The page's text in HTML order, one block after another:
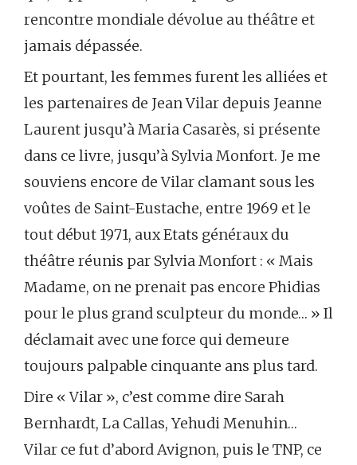
rencontre mondiale dévolue au théâtre et
jamais dépassée.
Et pourtant, les femmes furent les alliées et
les partenaires de Jean Vilar depuis Jeanne
Laurent jusqu’à Maria Casarès, si présente
dans ce livre, jusqu’à Sylvia Monfort. Je me
souviens encore de Vilar clamant sous les
voûtes de Saint-Eustache, entre 1969 et le
tout début 1971, aux Etats généraux du
théâtre réunis par Sylvia Monfort : « Mais
Madame, on ne prenait pas encore Phidias
pour le plus grand sculpteur du monde… » Il
déclamait avec une force qui demeure
toujours palpable cinquante ans plus tard.
Dire « Vilar », c’est comme dire Sarah
Bernhardt, La Callas, Yehudi Menuhin…
Vilar ce fut d’abord Avignon, puis le TNP, ce